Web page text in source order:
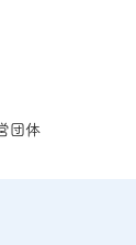
団体